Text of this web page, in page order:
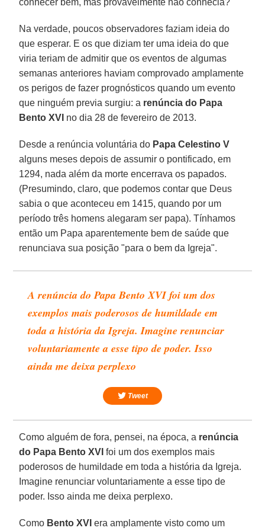
Na verdade, poucos observadores faziam ideia do
que esperar. E os que diziam ter uma ideia do que
viria teriam de admitir que os eventos de algumas
semanas anteriores haviam comprovado amplamente
os perigos de fazer prognósticos quando um evento
que ninguém previa surgiu: a renúncia do Papa
Bento XVI no dia 28 de fevereiro de 2013.
Desde a renúncia voluntária do Papa Celestino V
alguns meses depois de assumir o pontificado, em
1294, nada além da morte encerrava os papados.
(Presumindo, claro, que podemos contar que Deus
sabia o que aconteceu em 1415, quando por um
período três homens alegaram ser papa). Tínhamos
então um Papa aparentemente bem de saúde que
renunciava sua posição "para o bem da Igreja".
A renúncia do Papa Bento XVI foi um dos
exemplos mais poderosos de humildade em
toda a história da Igreja. Imagine renunciar
voluntariamente a esse tipo de poder. Isso
ainda me deixa perplexo
Tweet
Como alguém de fora, pensei, na época, a renúncia
do Papa Bento XVI foi um dos exemplos mais
poderosos de humildade em toda a história da Igreja.
Imagine renunciar voluntariamente a esse tipo de
poder. Isso ainda me deixa perplexo.
Como Bento XVI era amplamente visto como um